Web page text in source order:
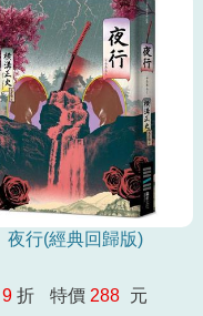
夜行(經典回歸版)
9 折 特價 288 元